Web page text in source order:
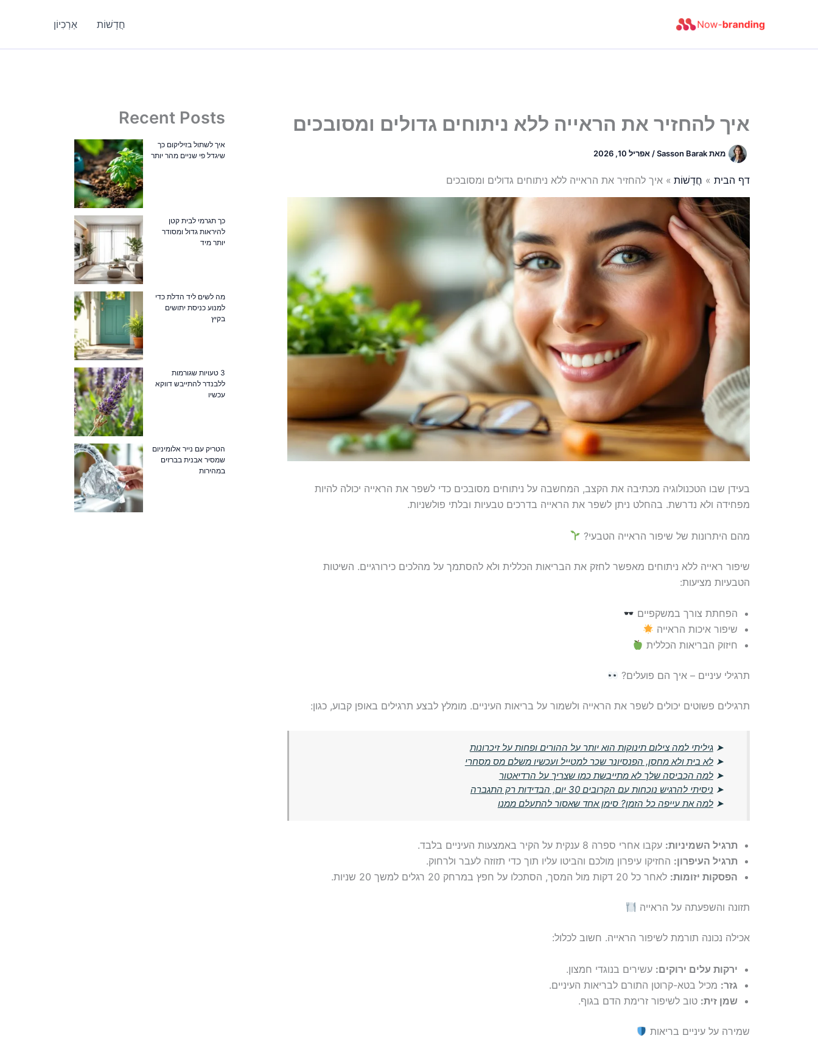
חֲדָשׁוֹת אַרְכִיוֹן
איך להחזיר את הראייה ללא ניתוחים גדולים ומסובכים
מאתSasson Barak
/ אפריל 10, 2026
דף הבית חֲדָשׁוֹת איך להחזיר את הראייה ללא ניתוחים גדולים ומסובכים
בעידן שבו הטכנולוגיה מכתיבה את הקצב, המחשבה על ניתוחים מסובכים כדי לשפר את הראייה יכולה להיות
מפחידה ולא נדרשת. בהחלט ניתן לשפר את הראייה בדרכים טבעיות ובלתי פולשניות.
מהם היתרונות של שיפור הראייה הטבעי?
שיפור ראייה ללא ניתוחים מאפשר לחזק את הבריאות הכללית ולא להסתמך על מהלכים כירורגיים. השיטות
הטבעיות מציעות:
הפחתת צורך במשקפיים
שיפור איכות הראייה
חיזוק הבריאות הכללית
תרגילי עיניים – איך הם פועלים?
תרגילים פשוטים יכולים לשפר את הראייה ולשמור על בריאות העיניים. מומלץ לבצע תרגילים באופן קבוע, כגון:
➤גיליתי למה צילום תינוקות הוא יותר על ההורים ופחות על זיכרונות
➤לא בית ולא מחסן, הפנסיונר שכר למטייל ועכשיו משלם מס מסחרי
➤למה הכביסה שלך לא מתייבשת כמו שצריך על הרדיאטור
➤ ניסיתי להרגיש נוכחות עם הקרובים 30 יום, הבדידות רק התגברה
➤למה את עייפה כל הזמן? סימן אחד שאסור להתעלם ממנו
תרגיל השמיניות: עקבו אחרי ספרה 8 ענקית על הקיר באמצעות העיניים בלבד.
תרגיל העיפרון: החזיקו עיפרון מולכם והביטו עליו תוך כדי תזוזה לעבר ולרחוק.
הפסקות יזומות: לאחר כל 20 דקות מול המסך, הסתכלו על חפץ במרחק 20 רגלים למשך 20 שניות.
תזונה והשפעתה על הראייה
אכילה נכונה תורמת לשיפור הראייה. חשוב לכלול:
ירקות עלים ירוקים: עשירים בנוגדי חמצון.
גזר: מכיל בטא-קרוטן התורם לבריאות העיניים.
שמן זית: טוב לשיפור זרימת הדם בגוף.
שמירה על עיניים בריאות
Recent Posts
איך לשתול בזיליקום כך
שיגדל פי שניים מהר יותר
כך תגרמי לבית קטן
להיראות גדול ומסודר
יותר מיד
מה לשים ליד הדלת כדי
למנוע כניסת יתושים
בקיץ
3 טעויות שגורמות
ללבנדר להתייבש דווקא
עכשיו
הטריק עם נייר אלומיניום
שמסיר אבנית בברזים
במהירות